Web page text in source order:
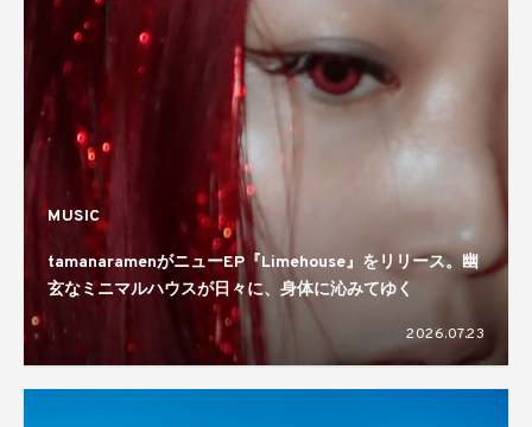
MUSIC
tamanaramenがニューEP『Limehouse』をリリース。幽
玄なミニマルハウスが日々に、身体に沁みてゆく
2026.07.23